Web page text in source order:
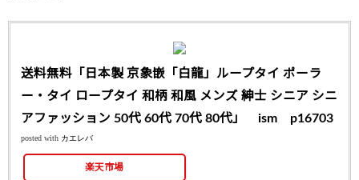
送料無料「日本製 京象嵌「白龍」ループタイ ポーラ
ー・タイ ロープタイ 和柄 和風 メンズ 紳士 シニア シニ
アファッション 50代 60代 70代 80代」 ism p16703
posted with カエレバ
楽天市場